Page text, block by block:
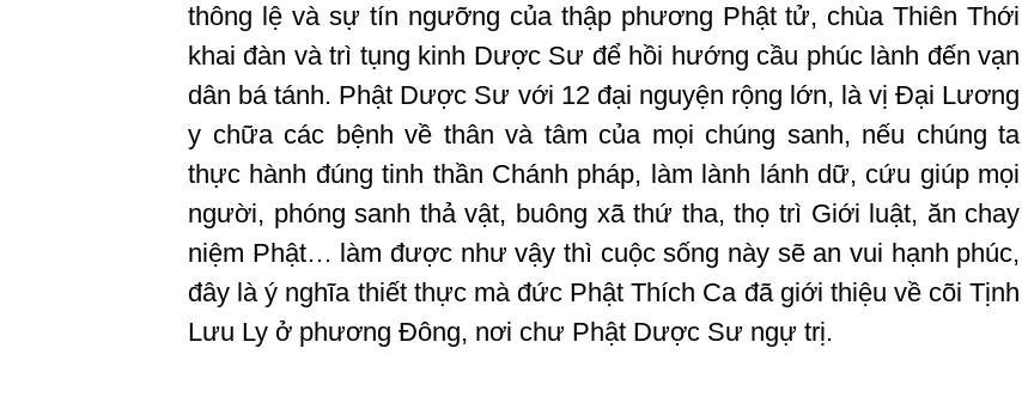
thông lệ và sự tín ngưỡng của thập phương Phật tử, chùa Thiên Thới
khai đàn và trì tụng kinh Dược Sư để hồi hướng cầu phúc lành đến vạn
dân bá tánh. Phật Dược Sư với 12 đại nguyện rộng lớn, là vị Đại Lương
y chữa các bệnh về thân và tâm của mọi chúng sanh, nếu chúng ta
thực hành đúng tinh thần Chánh pháp, làm lành lánh dữ, cứu giúp mọi
người, phóng sanh thả vật, buông xã thứ tha, thọ trì Giới luật, ăn chay
niệm Phật… làm được như vậy thì cuộc sống này sẽ an vui hạnh phúc,
đây là ý nghĩa thiết thực mà đức Phật Thích Ca đã giới thiệu về cõi Tịnh
Lưu Ly ở phương Đông, nơi chư Phật Dược Sư ngự trị.